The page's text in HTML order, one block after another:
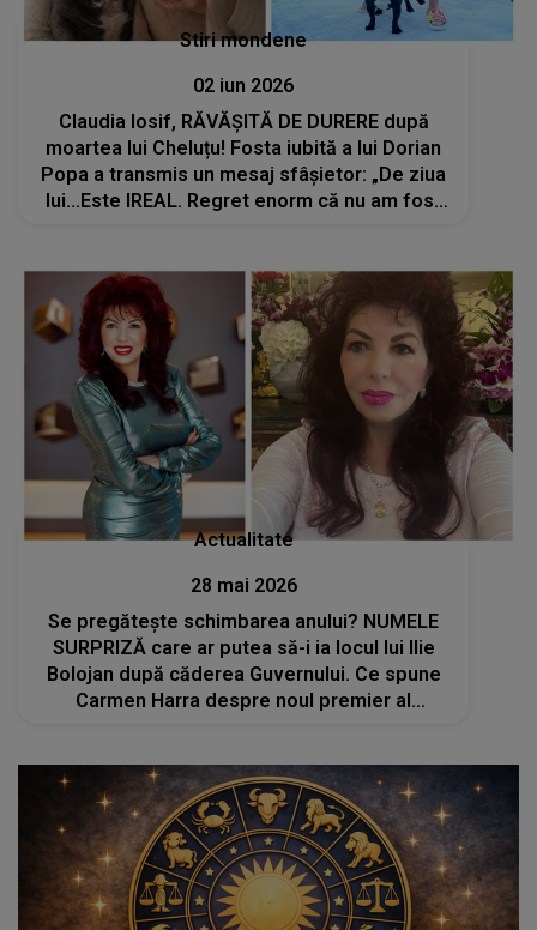
Stiri mondene
02 iun 2026
Claudia Iosif, RĂVĂȘITĂ DE DURERE după
moartea lui Cheluțu! Fosta iubită a lui Dorian
Popa a transmis un mesaj sfâșietor: „De ziua
lui...Este IREAL. Regret enorm că nu am fost
Actualitate
28 mai 2026
Se pregătește schimbarea anului? NUMELE
SURPRIZĂ care ar putea să-i ia locul lui Ilie
Bolojan după căderea Guvernului. Ce spune
Carmen Harra despre noul premier al